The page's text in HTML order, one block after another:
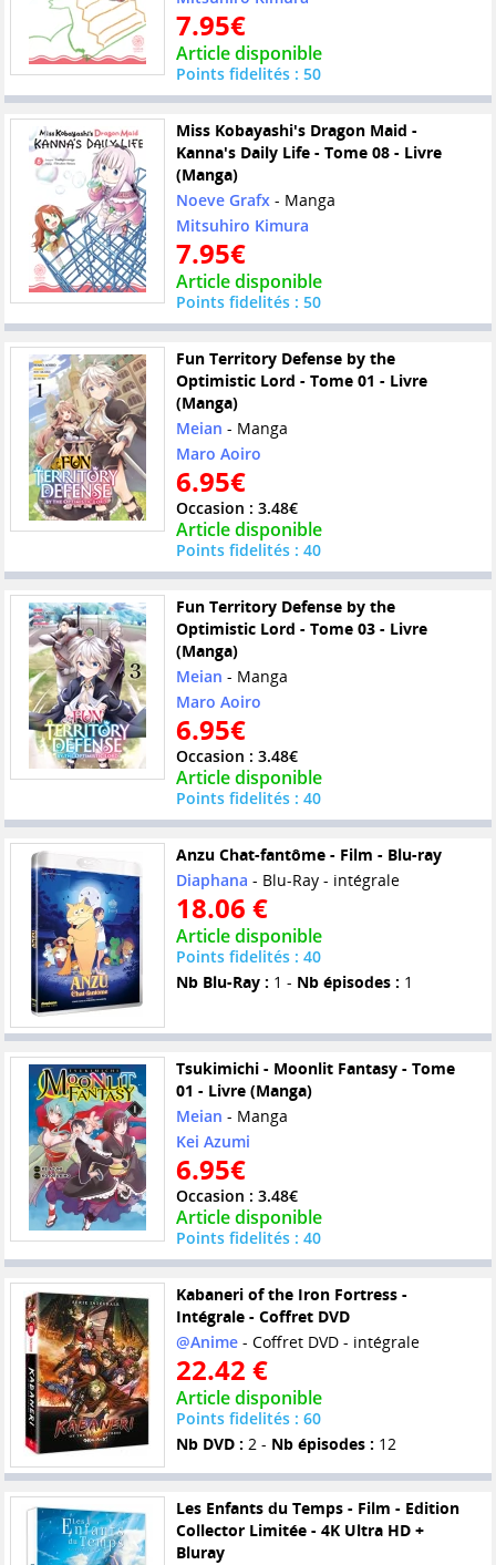
7.95€
Article disponible
Points fidelités : 50
Miss Kobayashi's Dragon Maid -
Kanna's Daily Life - Tome 08 - Livre
(Manga)
Noeve Grafx- Manga
Mitsuhiro Kimura
7.95€
Article disponible
Points fidelités : 50
Fun Territory Defense by the
Optimistic Lord - Tome 01 - Livre
(Manga)
Meian - Manga
Maro Aoiro
6.95€
Occasion : 3.48€
Article disponible
Points fidelités : 40
Fun Territory Defense by the
Optimistic Lord - Tome 03 - Livre
(Manga)
Meian - Manga
Maro Aoiro
6.95€
Occasion : 3.48€
Article disponible
Points fidelités : 40
Anzu Chat-fantôme - Film - Blu-ray
Diaphana - Blu-Ray - intégrale
18.06 €
Article disponible
Points fidelités : 40
Nb Blu-Ray : 1 - Nb épisodes : 1
Tsukimichi - Moonlit Fantasy - Tome
01 - Livre (Manga)
Meian - Manga
Kei Azumi
6.95€
Occasion : 3.48€
Article disponible
Points fidelités : 40
Kabaneri of the Iron Fortress -
Intégrale - Coffret DVD
@Anime- Coffret DVD - intégrale
22.42 €
Article disponible
Points fidelités : 60
Nb DVD : 2 - Nb épisodes : 12
Les Enfants du Temps - Film - Edition
Collector Limitée - 4K Ultra HD +
Bluray